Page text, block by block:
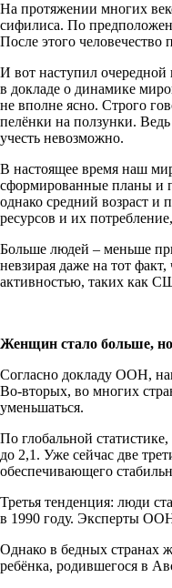
На протяжении многих
сифилиса. По
После этого человечество
И вот наступил
в докладе о динамике
не вполне ясно. Строго
пелёнки на ползунки.
учесть невозможно.
В настоящее время наш
сформированные планы и
однако средний возраст и
ресурсов и их
Больше людей – меньше
невзирая даже на тот
активностью, таких как
Женщин стало больше,
Согласно докладу ООН,
Во-вторых, во многих
уменьшаться.
По глобальной
до 2,1. Уже сейчас две
обеспечивающего
Третья тенденция: люди
в 1990 году. Эксперты
Однако в бедных странах
ребёнка, родившегося в